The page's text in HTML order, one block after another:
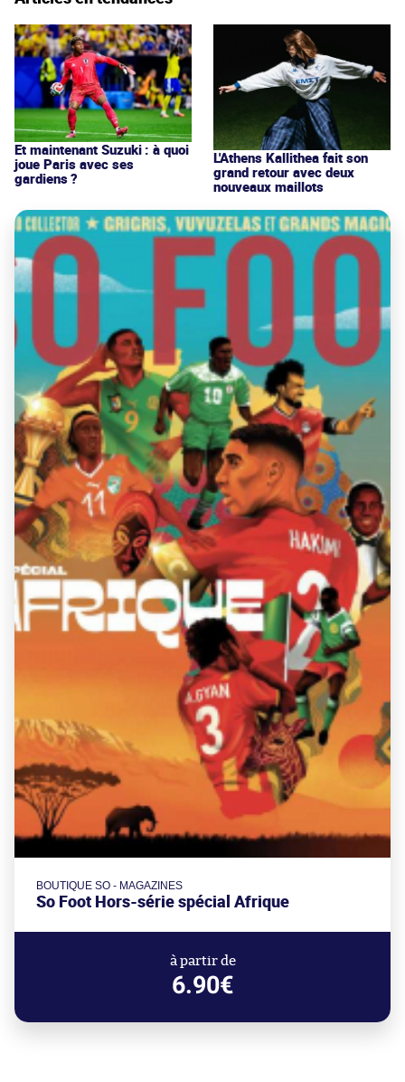
Et maintenant Suzuki : à quoi
joue Paris avec ses
gardiens ?
L'Athens Kallithea fait son
grand retour avec deux
nouveaux maillots
BOUTIQUE SO - MAGAZINES
So Foot Hors-série spécial Afrique
à partir de
6.90€